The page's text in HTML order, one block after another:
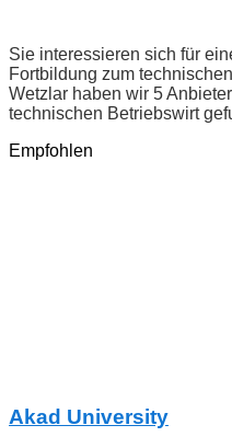
Sie interessieren sich für
Fortbildung zum
Wetzlar haben wir 5
technischen Betriebswirt
Empfohlen
Akad University